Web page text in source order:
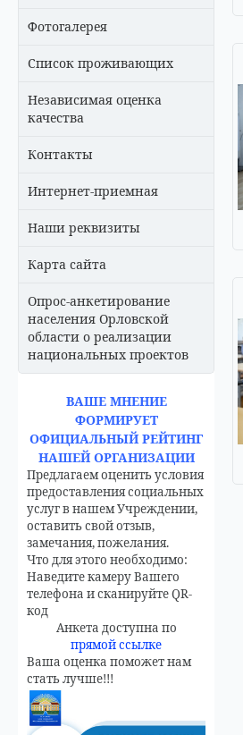
Фотогалерея
Список проживающих
Независимая оценка
качества
Контакты
Интернет-приемная
Наши реквизиты
Карта сайта
Опрос-анкетирование
населения Орловской
области о реализации
национальных проектов
ВАШЕ МНЕНИЕ
ФОРМИРУЕТ
ОФИЦИАЛЬНЫЙ РЕЙТИНГ
НАШЕЙ ОРГАНИЗАЦИИ
Предлагаем оценить условия
предоставления социальных
услуг в нашем Учреждении,
оставить свой отзыв,
замечания, пожелания.
Что для этого необходимо:
Наведите камеру Вашего
телефона и сканируйте QR-
код
Анкета доступна по
прямой ссылке
Ваша оценка поможет нам
стать лучше!!!